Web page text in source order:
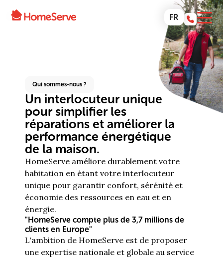
FR
Qui sommes-nous ?
Un interlocuteur unique
pour simplifier les
réparations et améliorer la
performance énergétique
de la maison.
HomeServe améliore durablement votre
habitation en étant votre interlocuteur
unique pour garantir confort, sérénité et
économie des ressources en eau et en
énergie.
"HomeServe compte plus de 3,7 millions de
clients en Europe"
L'ambition de HomeServe est de proposer
une expertise nationale et globale au service